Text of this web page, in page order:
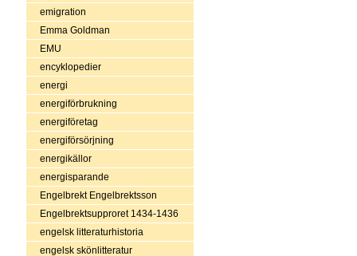
emigration
Emma Goldman
EMU
encyklopedier
energi
energiförbrukning
energiföretag
energiförsörjning
energikällor
energisparande
Engelbrekt Engelbrektsson
Engelbrektsupproret 1434-1436
engelsk litteraturhistoria
engelsk skönlitteratur